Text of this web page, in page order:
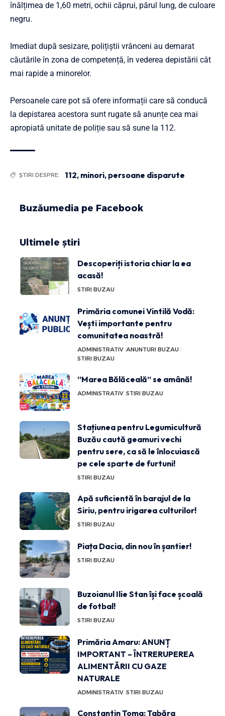
înălțimea de 1,60 metri, ochii căprui, părul lung, de culoare
negru.
Imediat după sesizare, polițiștii vrânceni au demarat
căutările în zona de competență, în vederea depistării cât
mai rapide a minorelor.
Persoanele care pot să ofere informații care să conducă
la depistarea acestora sunt rugate să anunțe cea mai
apropiată unitate de poliție sau să sune la 112.
ȘTIRI DESPRE: 112, minori, persoane disparute
Buzăumedia pe Facebook
Ultimele știri
Descoperiți istoria chiar la ea
acasă!
STIRI BUZAU
Primăria comunei Vintilă Vodă:
Vești importante pentru
comunitatea noastră!
ADMINISTRATIV ANUNTURI BUZAU
STIRI BUZAU
”Marea Bălăceală” se amână!
ADMINISTRATIV STIRI BUZAU
Stațiunea pentru Legumicultură
Buzău caută geamuri vechi
pentru sere, ca să le înlocuiască
pe cele sparte de furtuni!
STIRI BUZAU
Apă suficientă în barajul de la
Siriu, pentru irigarea culturilor!
STIRI BUZAU
Piața Dacia, din nou în șantier!
STIRI BUZAU
Buzoianul Ilie Stan își face școală
de fotbal!
STIRI BUZAU
Primăria Amaru: ANUNȚ
IMPORTANT – ÎNTRERUPEREA
ALIMENTĂRII CU GAZE
NATURALE
ADMINISTRATIV STIRI BUZAU
Constantin Toma: Tabăra